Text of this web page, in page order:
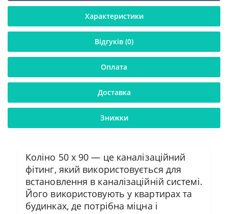
Характеристики
Відгуків (0)
Оплата
Доставка
Знижки
Коліно 50 х 90 — це каналізаційний
фітинг, який використовується для
встановлення в каналізаційній системі.
Його використовують у квартирах та
будинках, де потрібна міцна і